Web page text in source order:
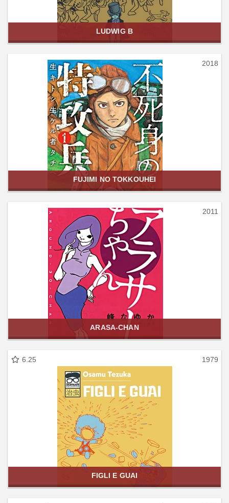
LUDWIG B
2018
FUJIMI NO TOKKOUHEI
2011
ARASA-CHAN
6.25 1979
FIGLI E GUAI